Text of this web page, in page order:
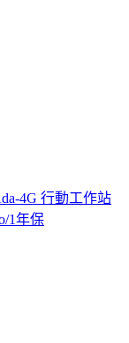
4G 行動工作站
1年保